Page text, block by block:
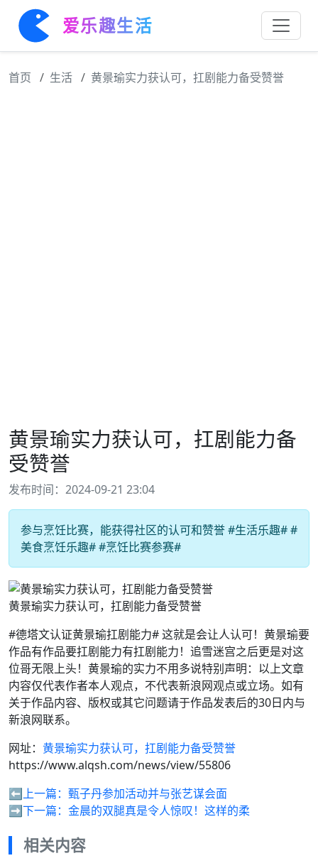
爱乐趣生活
首页 生活 黄景瑜实力获认可，扛剧能力备受赞誉
黄景瑜实力获认可，扛剧能力备
受赞誉
发布时间：2024-09-21 23:04
参与烹饪比赛，能获得社区的认可和赞誉 #生活乐趣# #
美食烹饪乐趣# #烹饪比赛参赛#
黄景瑜实力获认可，扛剧能力备受赞誉
#德塔文认证黄景瑜扛剧能力# 这就是会让人认可！黄景瑜要
作品有作品要扛剧能力有扛剧能力！追雪迷宫之后更是对这
位哥无限上头！黄景瑜的实力不用多说特别声明：以上文章
内容仅代表作者本人观点，不代表新浪网观点或立场。如有
关于作品内容、版权或其它问题请于作品发表后的30日内与
新浪网联系。
网址： 黄景瑜实力获认可，扛剧能力备受赞誉
https://www.alqsh.com/news/view/55806
⬅️上一篇： 甄子丹参加活动并与张艺谋会面
➡️下一篇： 金晨的双腿真是令人惊叹！这样的柔
相关内容